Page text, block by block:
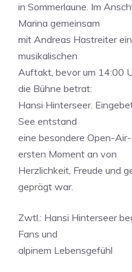
in Sommerlaune. Im
Marina gemeinsam
mit Andreas Hastreiter
musikalischen
Auftakt, bevor um 14:00
die Bühne betrat:
Hansi Hinterseer.
See entstand
eine besondere Open-
ersten Moment an von
Herzlichkeit, Freude und
geprägt war.
Zwtl.: Hansi Hinterseer
Fans und
alpinem Lebensgefühl